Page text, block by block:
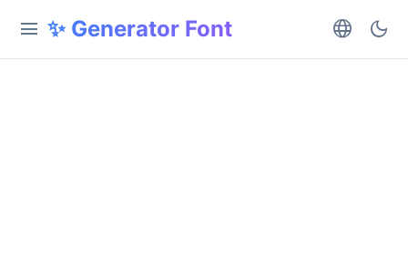
menu ✨ Generator Font language dark_mode